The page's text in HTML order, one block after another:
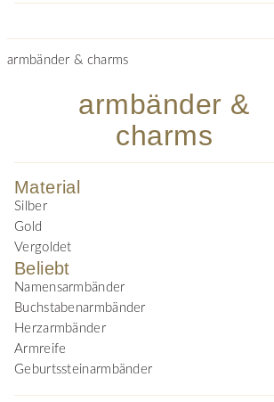
armbänder & charms
armbänder &
charms
Material
Silber
Gold
Vergoldet
Beliebt
Namensarmbänder
Buchstabenarmbänder
Herzarmbänder
Armreife
Geburtssteinarmbänder